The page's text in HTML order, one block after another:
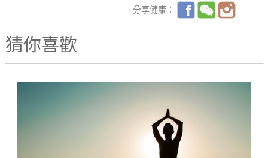
分享健康：
猜你喜歡